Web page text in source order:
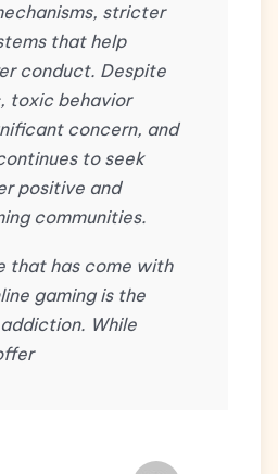
stricter
that help
conduct. Despite
toxic behavior
concern, and
to seek
positive and
communities.
that has come with
gaming is the
While